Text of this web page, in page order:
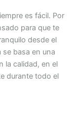
es fácil. Por
para que te
desde el
basa en una
la calidad, en el
durante todo el